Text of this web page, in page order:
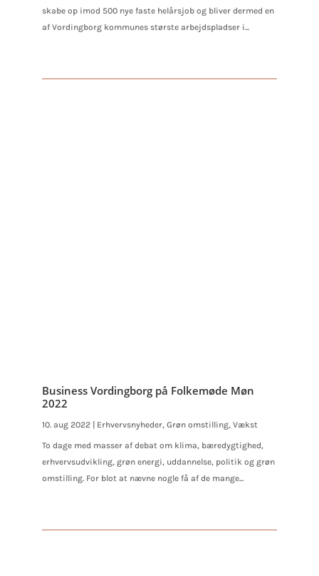
skabe op imod 500 nye faste helårsjob og bliver dermed en
af Vordingborg kommunes største arbejdspladser i...
Business Vordingborg på Folkemøde Møn
2022
10. aug 2022 | Erhvervsnyheder,Grøn omstilling,Vækst
To dage med masser af debat om klima, bæredygtighed,
erhvervsudvikling, grøn energi, uddannelse, politik og grøn
omstilling. For blot at nævne nogle få af de mange...